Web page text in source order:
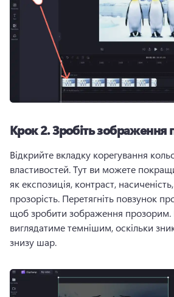
Крок 2.Зробіть зображення
Відкрийте вкладку корегування
властивостей. Тут ви можете
як експозиція, контраст,
прозорість. Перетягніть повзунок
щоб зробити зображення прозорим.
виглядатиме темнішим, оскільки
знизу шар.